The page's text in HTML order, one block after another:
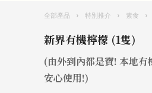
全部產品 › 特別推介 › 素食 ›
新界有機檸檬 (1隻)
(由外到內都是寶! 本地有
安心使用!)